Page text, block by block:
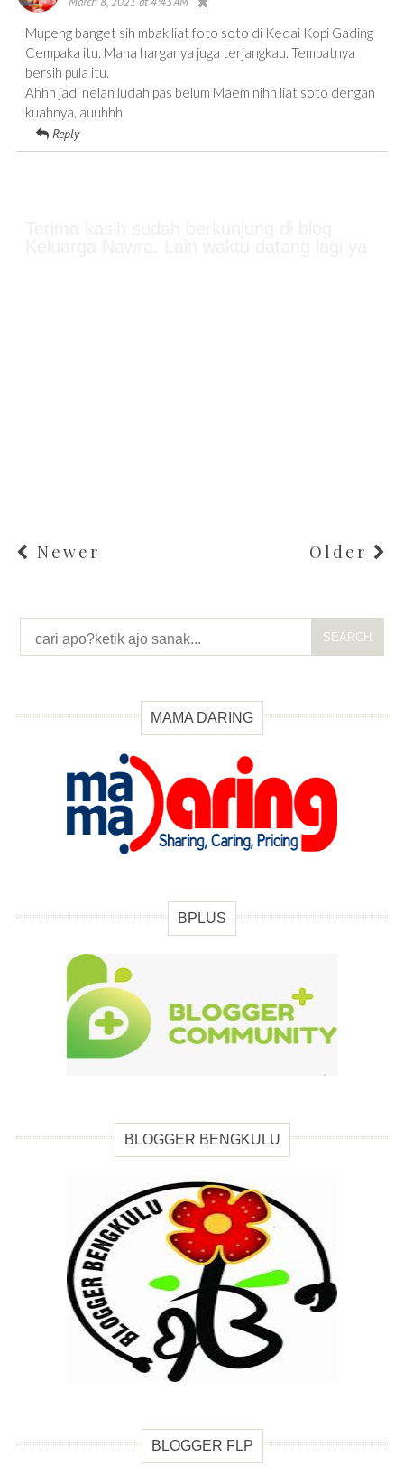
Mupeng banget sih mbak liat foto soto di Kedai Kopi Gading
Cempaka itu. Mana harganya juga terjangkau. Tempatnya
bersih pula itu.
Ahhh jadi nelan ludah pas belum Maem nihh liat soto dengan
kuahnya, auuhhh
Reply
Newer Older
SEARCH
MAMA DARING
BPLUS
BLOGGER BENGKULU
BLOGGER FLP